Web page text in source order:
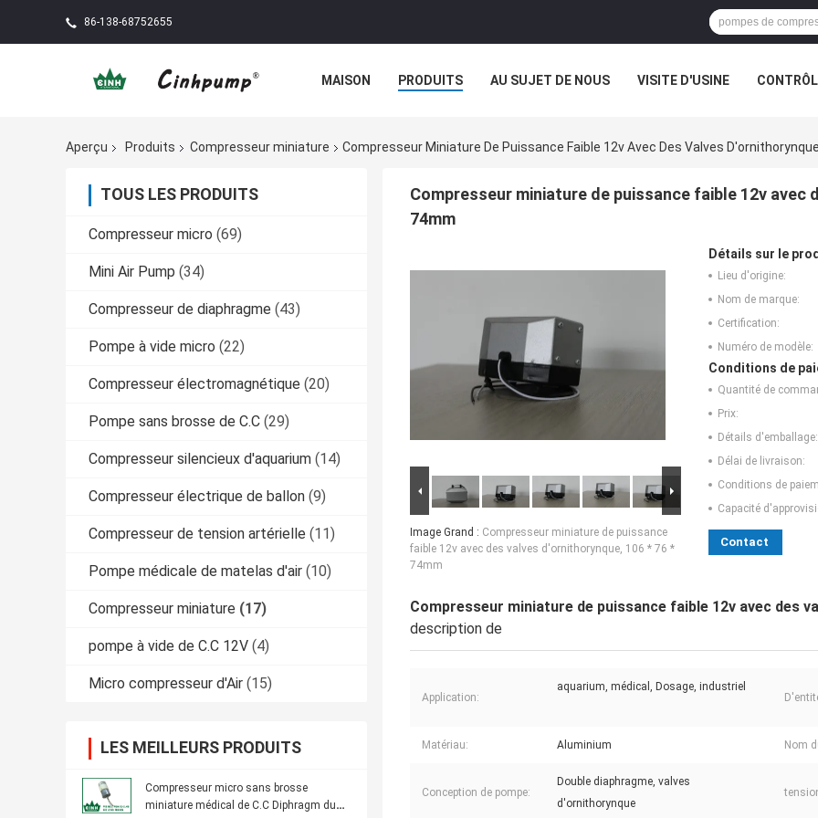
86-138-68752655
MAISON PRODUITS AU SUJET DE NOUS VISITE D'USINE
Aperçu Produits Compresseur miniature Compresseur Miniature De Puissance Faible 12v Avec Des Valves
TOUS LES PRODUITS
Compresseur micro (69)
Mini Air Pump (34)
Compresseur de diaphragme (43)
Pompe à vide micro (22)
Compresseur électromagnétique (20)
Pompe sans brosse de C.C (29)
Compresseur silencieux d'aquarium (14)
Compresseur électrique de ballon (9)
Compresseur de tension artérielle (11)
Pompe médicale de matelas d'air (10)
Compresseur miniature (17)
pompe à vide de C.C 12V (4)
Micro compresseur d'Air (15)
LES MEILLEURS PRODUITS
Compresseur micro sans brosse
miniature médical de C.C Diphragm du
Compresseur miniature de puissance faible 12v avec
74mm
Image Grand : Compresseur miniature de puissance
faible 12v avec des valves d'ornithorynque, 106 * 76 *
74mm
Détails sur le
Lieu d'origine:
Nom de marque:
Certification:
Numéro de modèle:
Conditions de
Quantité de
Prix:
Détails d'emballage:
Délai de livraison:
Conditions de
Capacité
Contact
Compresseur miniature de puissance faible 12v avec des
description de
Application:
aquarium, médical, Dosage, industriel
Matériau: Aluminium Nom
Conception de pompe:
Double diaphragme, valves
d'ornithorynque